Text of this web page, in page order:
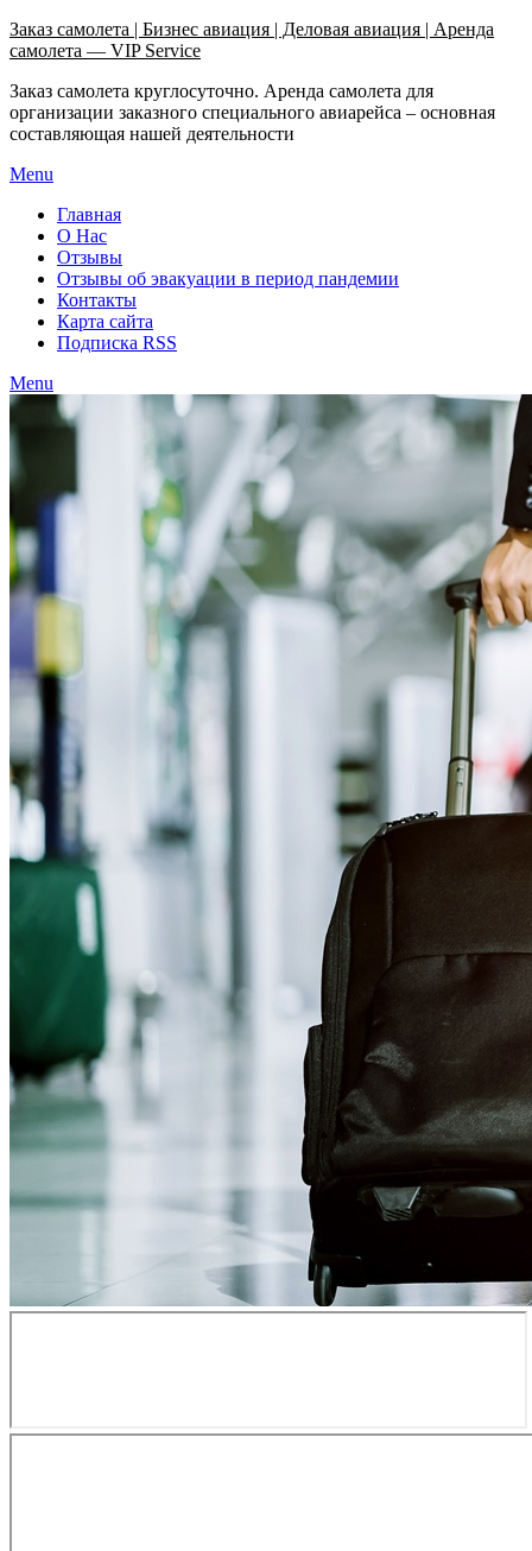
Заказ самолета | Бизнес авиация | Деловая авиация | Аренда
самолета — VIP Service
Заказ самолета круглосуточно. Аренда самолета для
организации заказного специального авиарейса – основная
составляющая нашей деятельности
Menu
Главная
О Нас
Отзывы
Отзывы об эвакуации в период пандемии
Контакты
Карта сайта
Подписка RSS
Menu